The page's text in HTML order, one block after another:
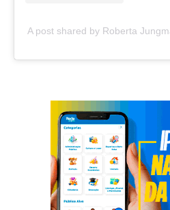
A post shared by Roberta